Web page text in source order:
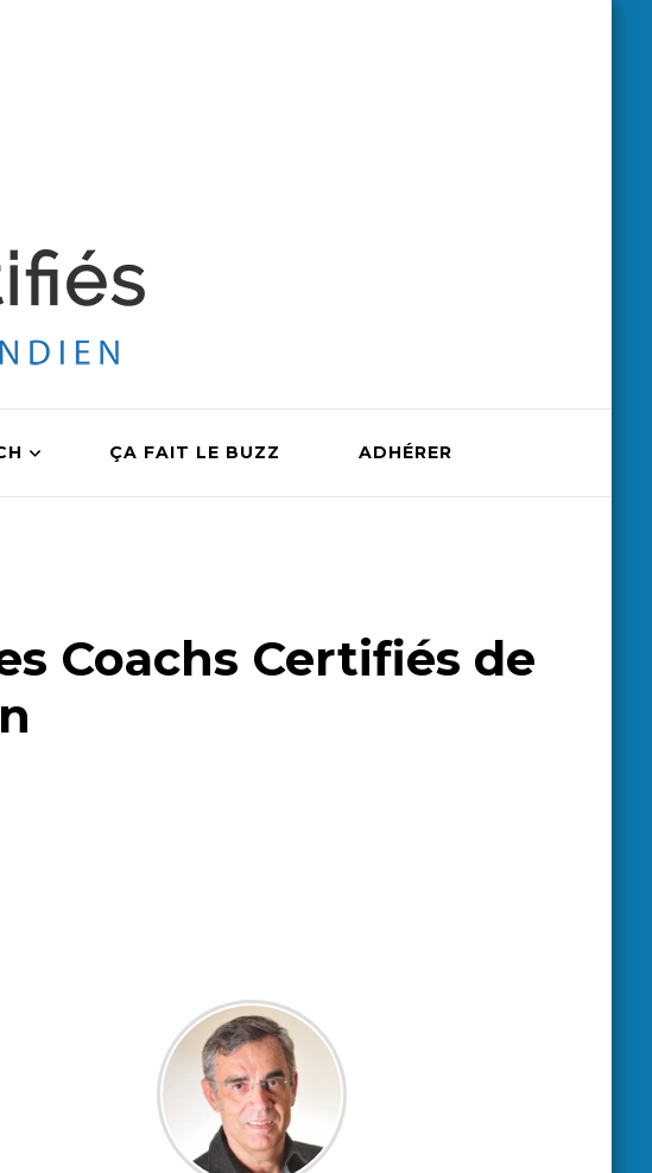
ÇA FAIT LE BUZZ ADHÉRER
Coachs Certifiés de